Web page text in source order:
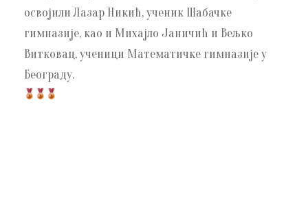
освојили Лазар Никић, ученик Шабачке
гимназије, као и Михајло Јаничић и Вељко
Витковац, ученици Математичке гимназије у
Београду.